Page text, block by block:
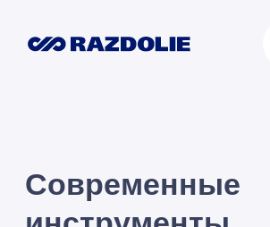
управления
закупками: опыт